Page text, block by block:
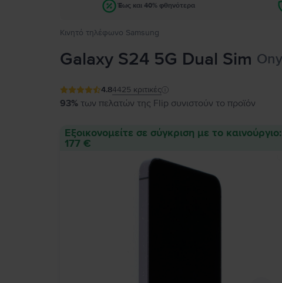
Έως και 40% φθηνότερα
Κινητό τηλέφωνο Samsung
Galaxy S24 5G Dual Sim
4.84425 κριτικές
93% των πελατών της Flip συνιστούν το προϊόν
Εξοικονομείτε σε σύγκριση με το καινούργιο:
177 €